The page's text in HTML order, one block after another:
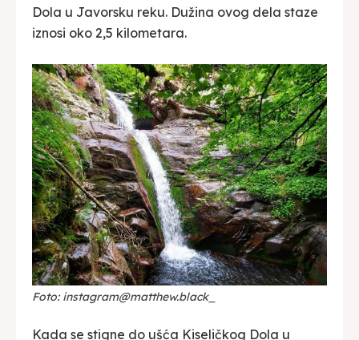
Dola u Javorsku reku. Dužina ovog dela staze
iznosi oko 2,5 kilometara.
Foto: instagram@matthew.black_
Kada se stigne do ušća Kiseličkog Dola u